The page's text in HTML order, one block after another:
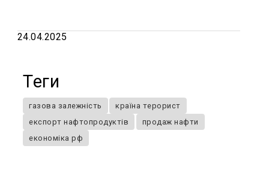
24.04.2025
Теги
газова залежність
країна терорист
експорт нафтопродуктів
продаж нафти
економіка рф